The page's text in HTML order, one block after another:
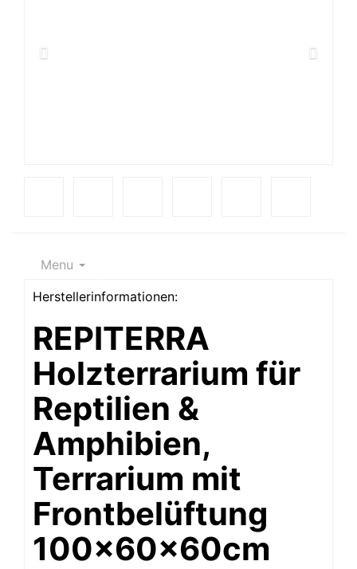
Menu
Herstellerinformationen:
REPITERRA
Holzterrarium für
Reptilien &
Amphibien,
Terrarium mit
Frontbelüftung
100x60x60cm